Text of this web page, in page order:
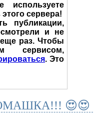
используете
сервера!
публикации,
и не
раз. Чтобы
сервисом,
. Это
😍😍